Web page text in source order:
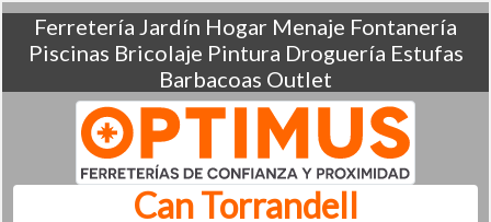
Ferretería Jardín Hogar Menaje Fontanería
Piscinas Bricolaje Pintura Droguería Estufas
Barbacoas Outlet
Can Torrandell